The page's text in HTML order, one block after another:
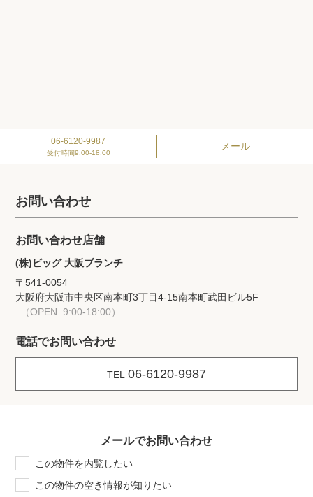
06-6120-9987
受付時間9:00-18:00
メール
お問い合わせ
お問い合わせ店舗
(株)ビッグ 大阪ブランチ
〒541-0054
大阪府大阪市中央区南本町3丁目4-15南本町武田ビル5F
（OPEN 9:00-18:00）
電話でお問い合わせ
TEL 06-6120-9987
メールでお問い合わせ
この物件を内覧したい
この物件の空き情報が知りたい